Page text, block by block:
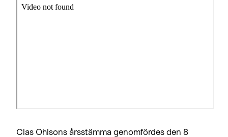
Clas Ohlsons årsstämma genomfördes den 8